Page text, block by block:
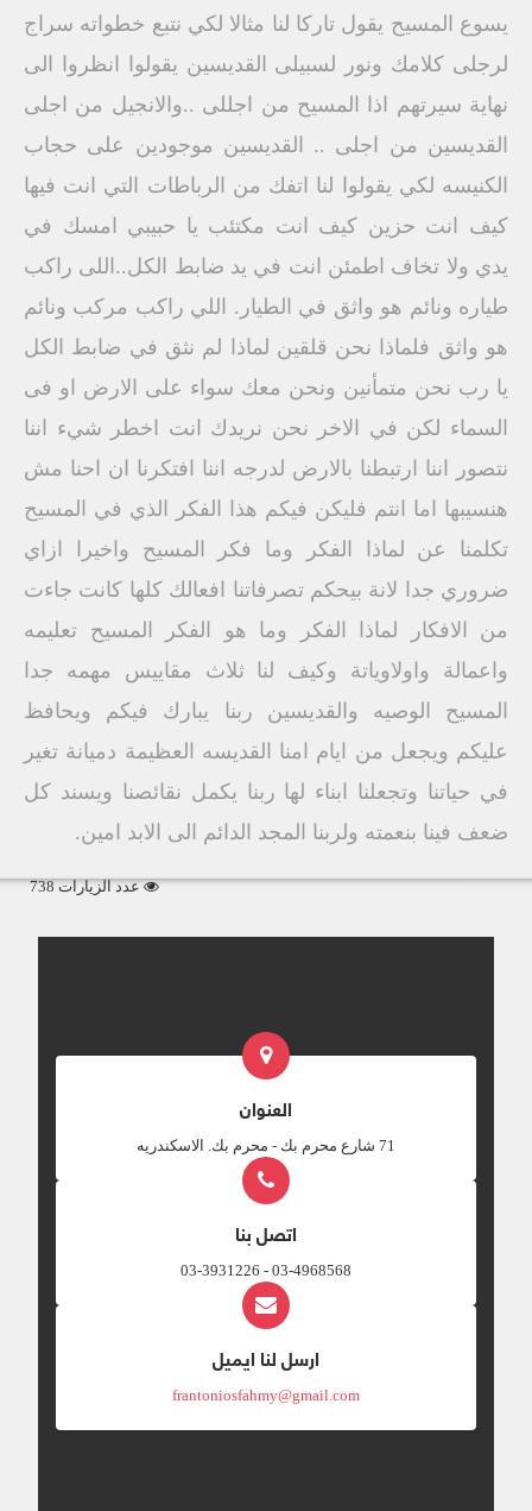
يسوع المسيح يقول تاركا لنا مثالا لكي نتبع خطواته سراج
لرجلى كلامك ونور لسبيلى القديسين يقولوا انظروا الى
نهاية سيرتهم اذا المسيح من اجللى ..والانجيل من اجلى
القديسين من اجلى .. القديسين موجودين على حجاب
الكنيسه لكي يقولوا لنا اتفك من الرباطات التي انت فيها
كيف انت حزين كيف انت مكتئب يا حبيبي امسك في
يدي ولا تخاف اطمئن انت في يد ضابط الكل..اللى راكب
طياره ونائم هو واثق في الطيار. اللي راكب مركب ونائم
هو واثق فلماذا نحن قلقين لماذا لم نثق في ضابط الكل
يا رب نحن متمأنين ونحن معك سواء على الارض او فى
السماء لكن في الاخر نحن نريدك انت اخطر شيء اننا
نتصور اننا ارتبطنا بالارض لدرجه اننا افتكرنا ان احنا مش
هنسيبها اما انتم فليكن فيكم هذا الفكر الذي في المسيح
تكلمنا عن لماذا الفكر وما فكر المسيح واخيرا ازاي
ضروري جدا لانة بيحكم تصرفاتنا افعالك كلها كانت جاءت
من الافكار لماذا الفكر وما هو الفكر المسيح تعليمه
واعمالة واولاوياتة وكيف لنا ثلاث مقاييس مهمه جدا
المسيح الوصيه والقديسين ربنا يبارك فيكم ويحافظ
عليكم ويجعل من ايام امنا القديسه العظيمة دميانة تغير
في حياتنا وتجعلنا ابناء لها ربنا يكمل نقائصنا ويسند كل
ضعف فينا بنعمته ولربنا المجد الدائم الى الابد امين.
عدد الزيارات 738
العنوان
‎71 شارع محرم بك - محرم بك. الاسكندريه
اتصل بنا
03-4968568 - 03-3931226
ارسل لنا ايميل
frantoniosfahmy@gmail.com